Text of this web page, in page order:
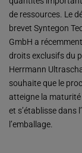
de ressources. Le
brevet Syntegon
GmbH a
droits exclusifs du
Herrmann
souhaite que le
atteigne la
et s’établisse dans
l’emballage.